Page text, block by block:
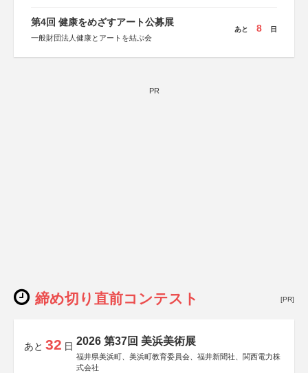
第4回 健康をめざすアート公募展
一般財団法人健康とアートを結ぶ会
あと 8 日
PR
締め切り直前コンテスト [PR]
あと 32 日 2026 第37回 美浜美術展
福井県美浜町、美浜町教育委員会、福井新聞社、関西電力株
式会社